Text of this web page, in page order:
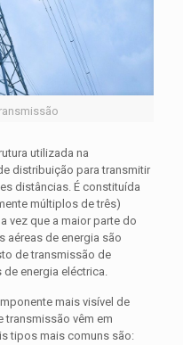
utilizada na
distribuição para transmitir
distâncias. É constituída
múltiplos de três)
vez que a maior parte do
aéreas de energia são
de transmissão de
energia eléctrica.
mais visível de
transmissão vêm em
tipos mais comuns são: